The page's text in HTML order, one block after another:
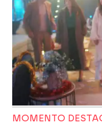
MOMENTO